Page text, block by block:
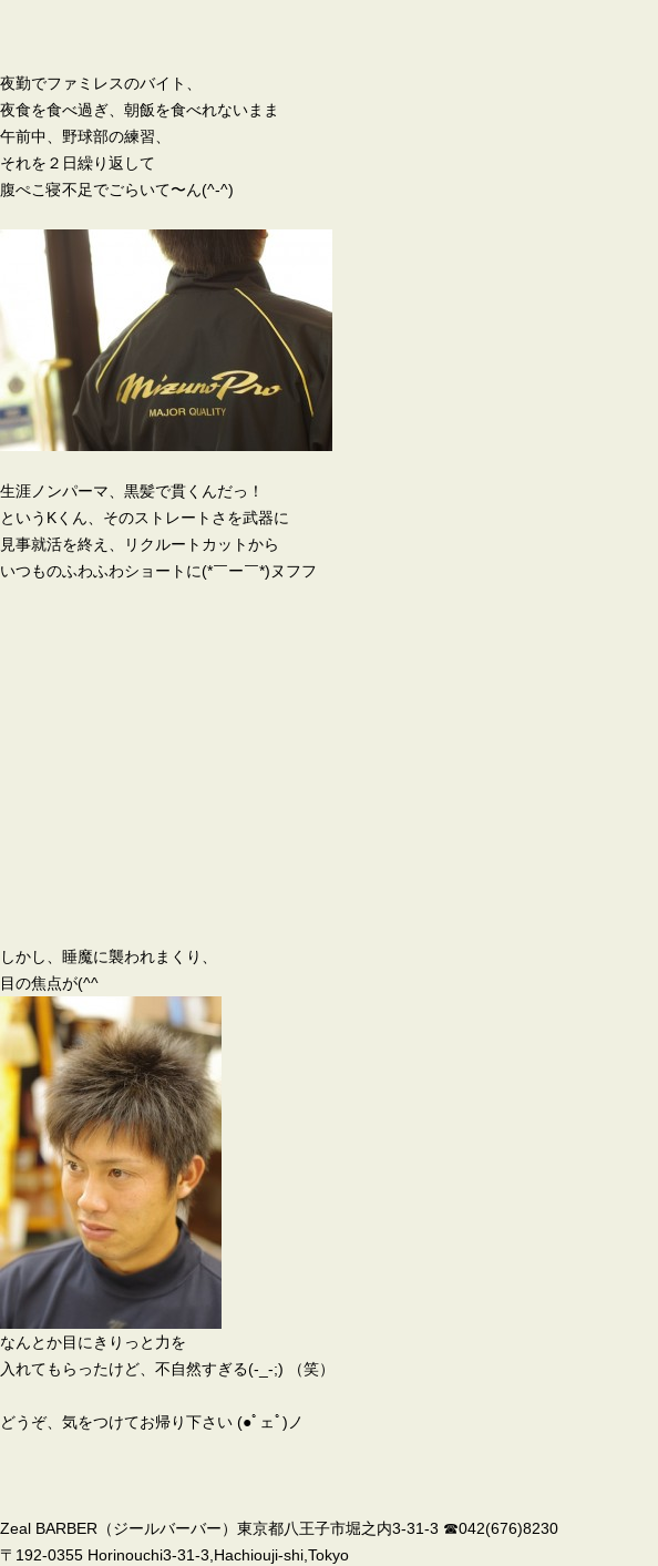
夜勤でファミレスのバイト、
夜食を食べ過ぎ、朝飯を食べれないまま
午前中、野球部の練習、
それを２日繰り返して
腹ぺこ寝不足でごらいて〜ん(^-^)
生涯ノンパーマ、黒髪で貫くんだっ！
というKくん、そのストレートさを武器に
見事就活を終え、リクルートカットから
いつものふわふわショートに(*￣ー￣*)ヌフフ
しかし、睡魔に襲われまくり、
目の焦点が(^^ゞ
なんとか目にきりっと力を
入れてもらったけど、不自然すぎる(-_-;) （笑）
どうぞ、気をつけてお帰り下さい (●ﾟェﾟ)ノ
Zeal BARBER（ジールバーバー）東京都八王子市堀之内3-31-3 ☎042(676)8230
〒192-0355 Horinouchi3-31-3,Hachiouji-shi,Tokyo